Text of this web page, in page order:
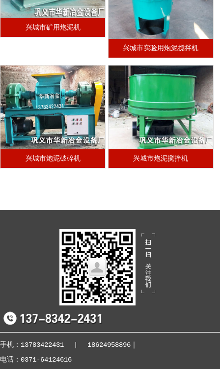
兴城市矿用炮泥机
兴城市实验用炮泥搅拌机
兴城市炮泥破碎机 兴城市炮泥搅拌机
手机：13783422431 18624958896
电话：0371-64124616